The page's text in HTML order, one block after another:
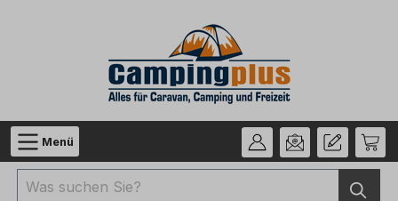
Zum Hauptinhalt springen
Menü